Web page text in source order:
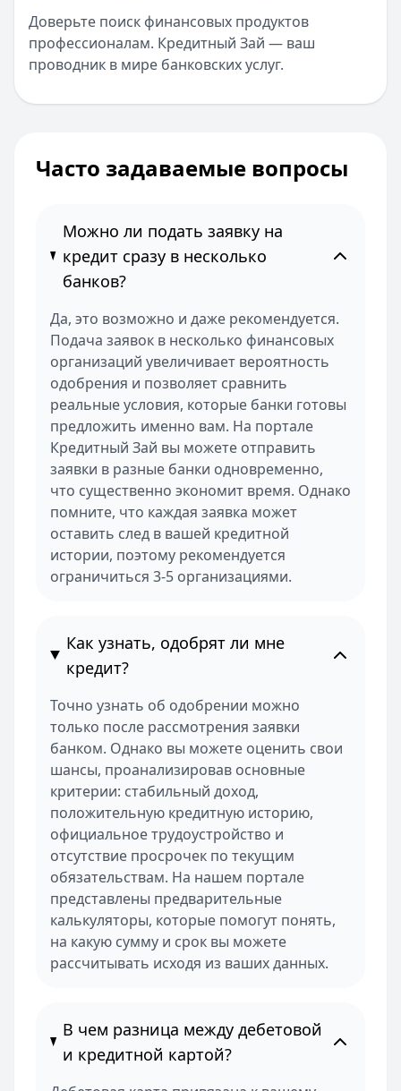
Доверьте поиск финансовых продуктов
профессионалам. Кредитный Зай — ваш
проводник в мире банковских услуг.
Часто задаваемые вопросы
Можно ли подать заявку на
кредит сразу в несколько
банков?
Да, это возможно и даже рекомендуется.
Подача заявок в несколько финансовых
организаций увеличивает вероятность
одобрения и позволяет сравнить
реальные условия, которые банки готовы
предложить именно вам. На портале
Кредитный Зай вы можете отправить
заявки в разные банки одновременно,
что существенно экономит время. Однако
помните, что каждая заявка может
оставить след в вашей кредитной
истории, поэтому рекомендуется
ограничиться 3-5 организациями.
Как узнать, одобрят ли мне
кредит?
Точно узнать об одобрении можно
только после рассмотрения заявки
банком. Однако вы можете оценить свои
шансы, проанализировав основные
критерии: стабильный доход,
положительную кредитную историю,
официальное трудоустройство и
отсутствие просрочек по текущим
обязательствам. На нашем портале
представлены предварительные
калькуляторы, которые помогут понять,
на какую сумму и срок вы можете
рассчитывать исходя из ваших данных.
В чем разница между дебетовой
и кредитной картой?